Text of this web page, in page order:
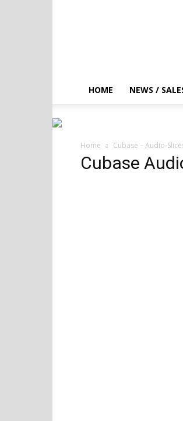
HOME NEWS /
Home Cubase – Audio-
Cubase